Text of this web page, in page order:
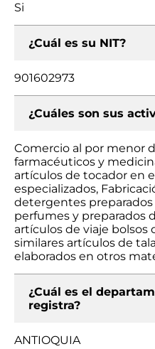
Si
¿Cuál es su NIT?
901602973
¿Cuáles son sus
Comercio al por menor
farmacéuticos y
artículos de tocador en
especializados,
detergentes
perfumes y preparados
artículos de viaje bolsos
similares artículos de
elaborados en otros
¿Cuál es el
registra?
ANTIOQUIA